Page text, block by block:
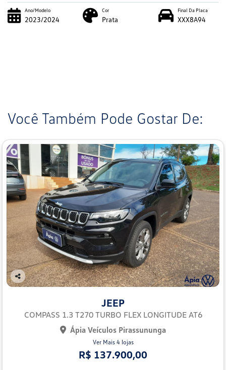
Ano/Modelo
2023/2024
Cor
Prata
Final Da Placa
XXX8A94
Você Também Pode Gostar De:
Co
JEEP
COMPASS 1.3 T270 TURBO FLEX LONGITUDE AT6
Ápia Veículos Pirassununga
Ver Mais 4 lojas
R$ 137.900,00